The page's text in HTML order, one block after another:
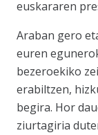
euskararen
Araban gero
euren
bezeroekiko
erabiltzen,
begira. Hor
ziurtagiria